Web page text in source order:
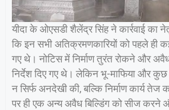
यीदा के ओएसडी शैलेंद्र सिंह ने कार्रवाई का
कि इन सभी अतिक्रमणकारियों को पहले ही
गए थे। नोटिस में निर्माण तुरंत रोकने और
निर्देश दिए गए थे। लेकिन भू-माफिया और कुछ
न सिर्फ अनदेखी की, बल्कि निर्माण कार्य
पर ही एक अन्य अवैध बिल्डिंग को सीज करने